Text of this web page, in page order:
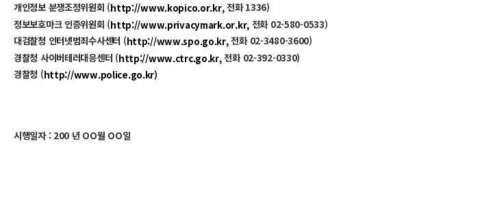
개인정보 분쟁조정위원회 (http://www.kopico.or.kr,전화 1336)
정보보호마크 인증위원회 (http://www.privacymark.or.kr, 전화 02-580-0533)
대검찰청 인터넷범죄수사센터 (http://www.spo.go.kr,전화 02-3480-3600)
경찰청 사이버테러대응센터 (http://www.ctrc.go.kr,전화 02-392-0330)
경찰청 (http://www.police.go.kr)
시행일자 : 200 년 OO월 OO일